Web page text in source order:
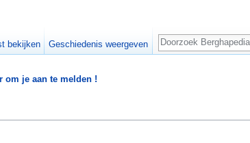
om je aan te melden !
bekijken Geschiedenis weergeven
Zoeken